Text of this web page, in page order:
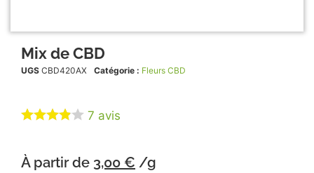
Mix de CBD
UGS CBD420AX Catégorie : Fleurs CBD
7 avis
À partir de 3,00 € /g